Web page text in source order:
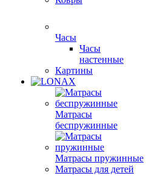
Часы
Часы
настенные
Картины
Матрасы
беспружинные
Матрасы пружинные
Матрасы для детей